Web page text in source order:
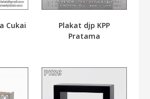
Cukai
Plakat djp KPP
Pratama